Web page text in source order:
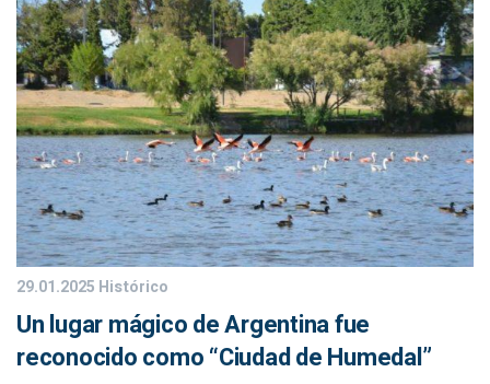
29.01.2025 Histórico
Un lugar mágico de Argentina fue
reconocido como “Ciudad de Humedal”